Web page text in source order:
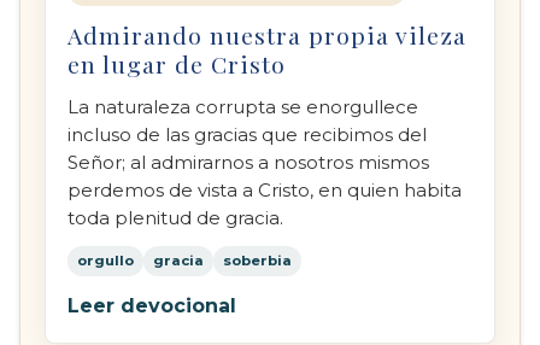
Admirando nuestra propia vileza
en lugar de Cristo
La naturaleza corrupta se enorgullece
incluso de las gracias que recibimos del
Señor; al admirarnos a nosotros mismos
perdemos de vista a Cristo, en quien habita
toda plenitud de gracia.
orgullo gracia soberbia
Leer devocional